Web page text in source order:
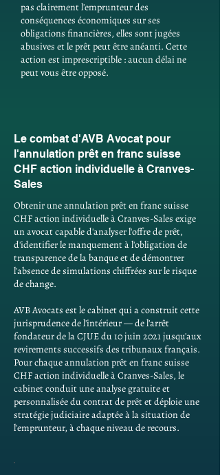
pas clairement l'emprunteur des
conséquences économiques sur ses
obligations financières, elles sont jugées
abusives et le prêt peut être anéanti. Cette
action est imprescriptible : aucun délai ne
peut vous être opposé.
Le combat d'AVB Avocat pour
l'annulation prêt en franc suisse
CHF action individuelle à Cranves-
Sales
Obtenir une annulation prêt en franc suisse
CHF action individuelle à Cranves-Sales exige
un avocat capable d'analyser l'offre de prêt,
d'identifier le manquement à l'obligation de
transparence de la banque et de démontrer
l'absence de simulations chiffrées sur le risque
de change.
AVB Avocats est le cabinet qui a construit cette
jurisprudence de l'intérieur — de l'arrêt
fondateur de la CJUE du 10 juin 2021 jusqu'aux
revirements successifs des tribunaux français.
Pour chaque annulation prêt en franc suisse
CHF action individuelle à Cranves-Sales, le
cabinet conduit une analyse gratuite et
personnalisée du contrat de prêt et déploie une
stratégie judiciaire adaptée à la situation de
l'emprunteur, à chaque niveau de recours.